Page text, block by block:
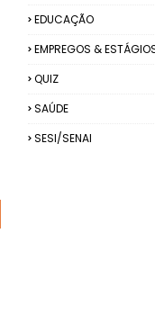
EDUCAÇÃO
EMPREGOS &
QUIZ
SAÚDE
SESI/SENAI